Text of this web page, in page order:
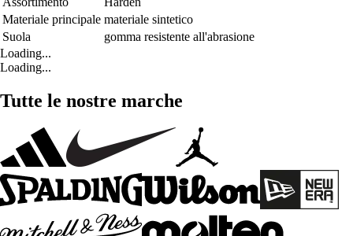
Materiale principale materiale sintetico
Suola
gomma resistente all'abrasione
Loading...
Loading...
Tutte le nostre marche